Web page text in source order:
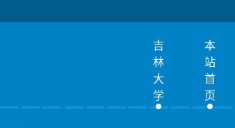
吉
林
大
学
本
站
首
页